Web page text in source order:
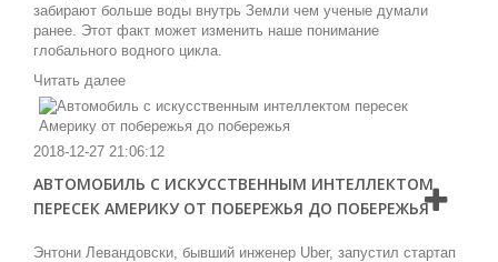
забирают больше воды внутрь Земли чем ученые думали
ранее. Этот факт может изменить наше понимание
глобального водного цикла.
Читать далее
2018-12-27 21:06:12
АВТОМОБИЛЬ С ИСКУССТВЕННЫМ ИНТЕЛЛЕКТОМ
ПЕРЕСЕК АМЕРИКУ ОТ ПОБЕРЕЖЬЯ ДО ПОБЕРЕЖЬЯ
Энтони Левандовски, бывший инженер Uber, запустил стартап